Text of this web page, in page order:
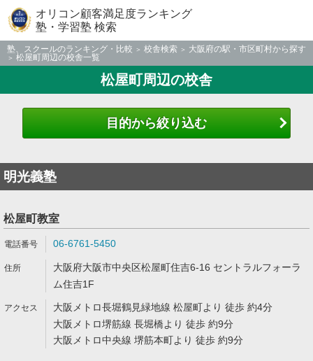
オリコン顧客満足度ランキング
塾・学習塾 検索
塾、スクールのランキング・比較 校舎検索
大阪府の駅・市区町村から探す
松屋町周辺の校舎一覧
松屋町周辺の校舎
目的から絞り込む
明光義塾
松屋町教室
06-6761-5450
大阪府大阪市中央区松屋町住吉6-16 セントラルフォーラ
ム住吉1F
大阪メトロ長堀鶴見緑地線 松屋町より 徒歩 約4分
大阪メトロ堺筋線 長堀橋より 徒歩 約9分
大阪メトロ中央線 堺筋本町より 徒歩 約9分